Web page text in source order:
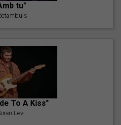
tu"
To A Kiss"
Levi